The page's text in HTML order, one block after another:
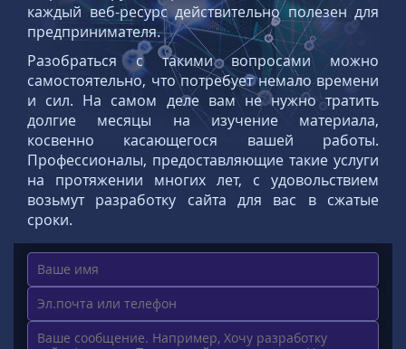
каждый веб-ресурс действительно полезен для
предпринимателя.
Разобраться с такими вопросами можно
самостоятельно, что потребует немало времени
и сил. На самом деле вам не нужно тратить
долгие месяцы на изучение материала,
косвенно касающегося вашей работы.
Профессионалы, предоставляющие такие услуги
на протяжении многих лет, с удовольствием
возьмут разработку сайта для вас в сжатые
сроки.